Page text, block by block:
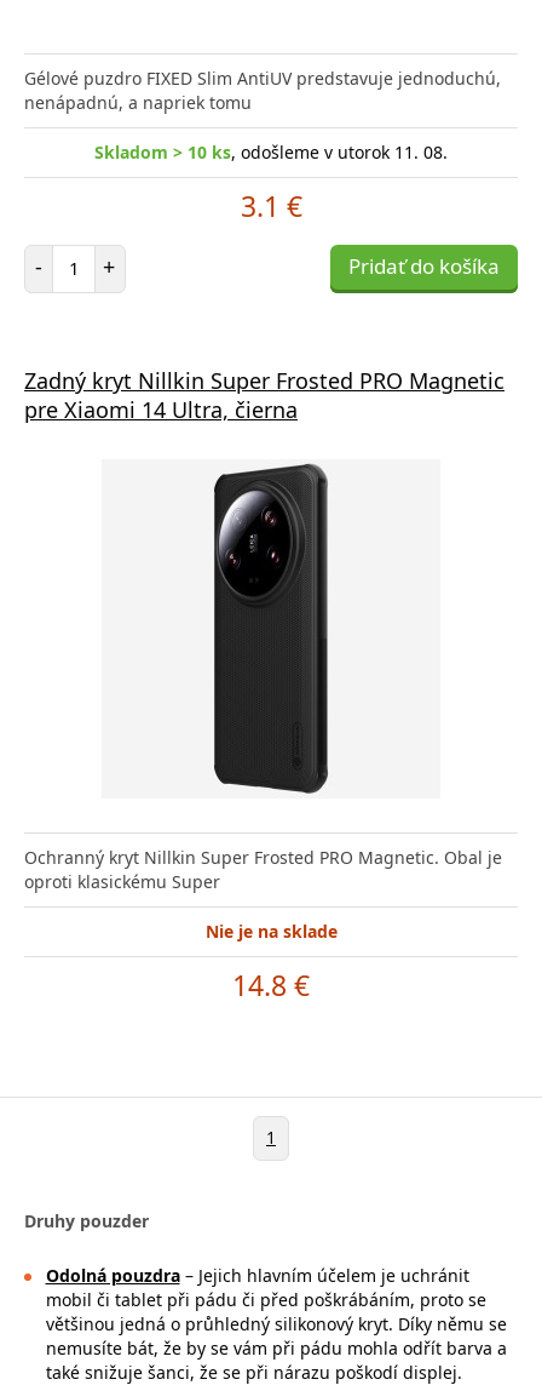
Gélové puzdro FIXED Slim AntiUV predstavuje jednoduchú,
nenápadnú, a napriek tomu
Skladom > 10 ks, odošleme v utorok 11. 08.
3.1 €
- Počet položiek
+ Pridať do košíka
Zadný kryt Nillkin Super Frosted PRO Magnetic
pre Xiaomi 14 Ultra, čierna
Ochranný kryt Nillkin Super Frosted PRO Magnetic. Obal je
oproti klasickému Super
Nie je na sklade
14.8 €
1
Druhy pouzder
Odolná pouzdra– Jejich hlavním účelem je uchránit
mobil či tablet při pádu či před poškrábáním, proto se
většinou jedná o průhledný silikonový kryt. Díky němu se
nemusíte bát, že by se vám při pádu mohla odřít barva a
také snižuje šanci, že se při nárazu poškodí displej.